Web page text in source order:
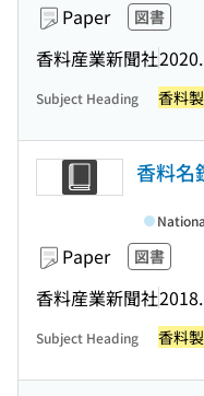
Paper 図書
香料産業新聞社
Subject Heading 香料
香料名
Paper 図書
香料産業新聞社
Subject Heading 香料